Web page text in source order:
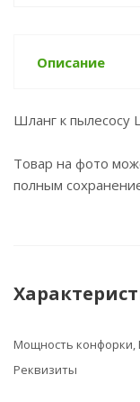
Описание
Шланг к пылесосу
Товар на фото
полным
Мощность конфорки,
Реквизиты